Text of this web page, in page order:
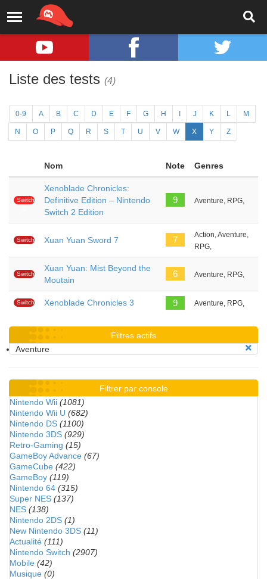
Liste des tests (4)
0-9 A B C D E F G H J K L M
N O P Q R S T U V W X Y Z
Nom Note Genres
Switch
Xenoblade Chronicles:
Definitive Edition – Nintendo
Switch 2 Edition
9 Aventure, RPG,
Switch Xuan Yuan Sword 7 7
Action, Aventure,
RPG,
Switch
Xuan Yuan: Mist Beyond the
Moutain
6 Aventure, RPG,
Switch Xenoblade Chronicles 3 9 Aventure, RPG,
Filtres actifs
Aventure
Filtrer par console
Nintendo Wii (1081)
Nintendo Wii U (682)
Nintendo DS (1100)
Nintendo 3DS (929)
Retro-Gaming (15)
GameBoy Advance (67)
GameCube (422)
GameBoy (119)
Nintendo 64 (315)
Super NES (137)
NES (138)
Nintendo 2DS (1)
New Nintendo 3DS (11)
Actualité (111)
Nintendo Switch (2907)
Mobile (42)
Musique (0)